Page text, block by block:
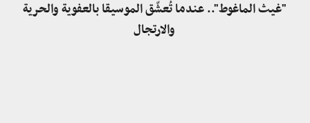
"غيث الماغوط".. عندما تُعشّق الموسيقا بالعفوية والحرية
والارتجال